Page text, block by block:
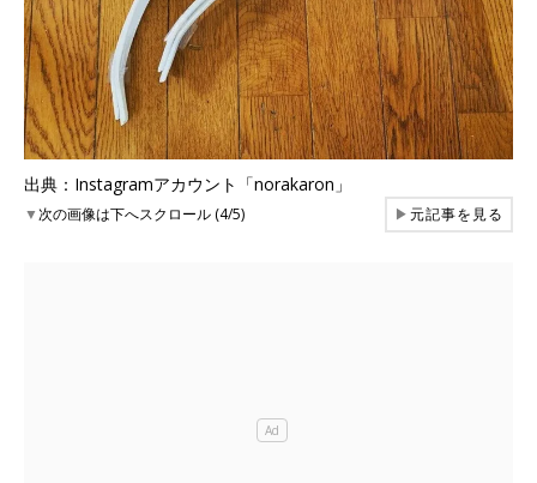
出典：Instagramアカウント「norakaron」
▼次の画像は下へスクロール (4/5) ▶元記事を見る